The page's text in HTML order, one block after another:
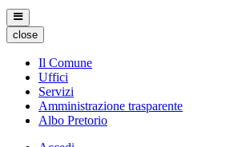
close
Il Comune
Uffici
Servizi
Amministrazione trasparente
Albo Pretorio